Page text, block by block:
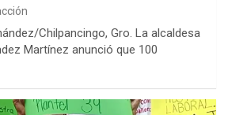
Chilpancingo, Gro. La alcaldesa
Martínez anunció que 100